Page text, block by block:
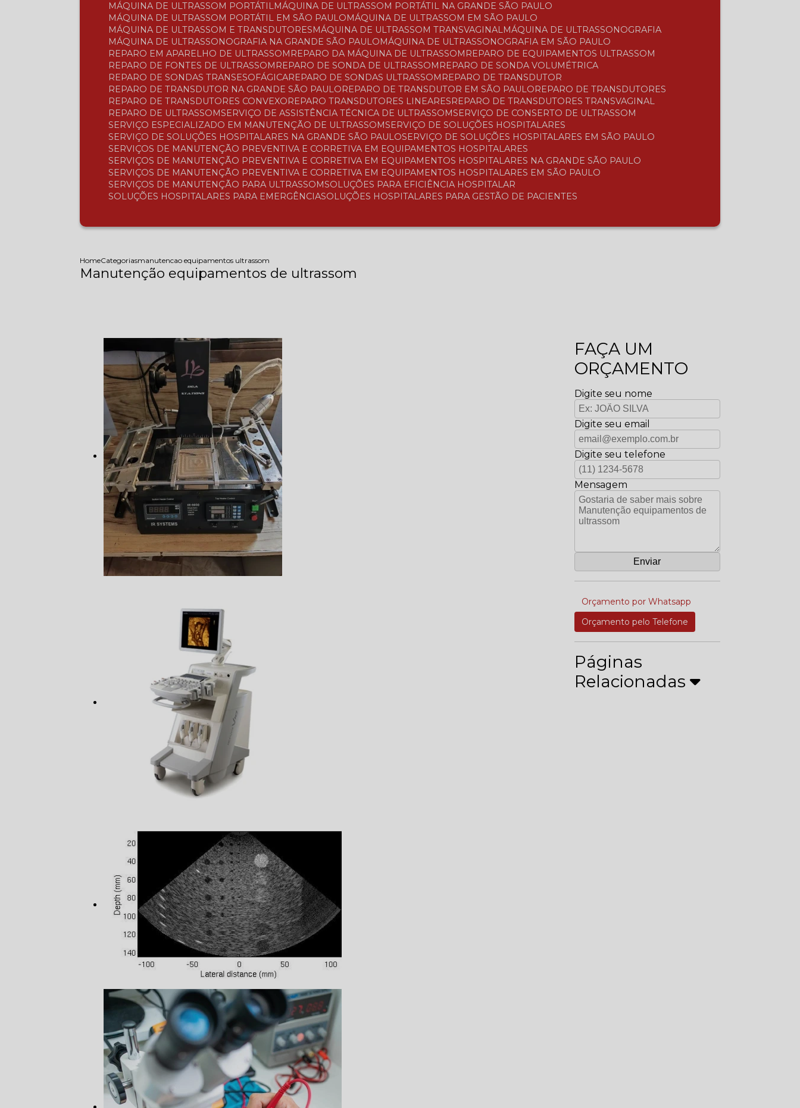
MÁQUINA DE ULTRASSOM PORTÁTIL
MÁQUINA DE ULTRASSOM PORTÁTIL NA GRANDE SÃO PAULO
MÁQUINA DE ULTRASSOM PORTÁTIL EM SÃO PAULO
MÁQUINA DE ULTRASSOM EM SÃO PAULO
MÁQUINA DE ULTRASSOM E TRANSDUTORES
MÁQUINA DE ULTRASSOM TRANSVAGINAL
MÁQUINA DE ULTRASSONOGRAFIA
MÁQUINA DE ULTRASSONOGRAFIA NA GRANDE SÃO PAULO
MÁQUINA DE ULTRASSONOGRAFIA EM SÃO PAULO
REPARO EM APARELHO DE ULTRASSOM
REPARO DA MÁQUINA DE ULTRASSOM
REPARO DE EQUIPAMENTOS ULTRASSOM
REPARO DE FONTES DE ULTRASSOM
REPARO DE SONDA DE ULTRASSOM
REPARO DE SONDA VOLUMÉTRICA
REPARO DE SONDAS TRANSESOFÁGICA
REPARO DE SONDAS ULTRASSOM
REPARO DE TRANSDUTOR
REPARO DE TRANSDUTOR NA GRANDE SÃO PAULO
REPARO DE TRANSDUTOR EM SÃO PAULO
REPARO DE TRANSDUTORES
REPARO DE TRANSDUTORES CONVEXO
REPARO TRANSDUTORES LINEARES
REPARO DE TRANSDUTORES TRANSVAGINAL
REPARO DE ULTRASSOM SERVIÇO DE ASSISTÊNCIA TÉCNICA DE ULTRASSOM SERVIÇO DE CONSERTO DE ULTRASSOM
SERVIÇO ESPECIALIZADO EM MANUTENÇÃO DE ULTRASSOM SERVIÇO DE SOLUÇÕES HOSPITALARES
SERVIÇO DE SOLUÇÕES HOSPITALARES NA GRANDE SÃO PAULO SERVIÇO DE SOLUÇÕES HOSPITALARES EM SÃO PAULO
SERVIÇOS DE MANUTENÇÃO PREVENTIVA E CORRETIVA EM EQUIPAMENTOS HOSPITALARES
SERVIÇOS DE MANUTENÇÃO PREVENTIVA E CORRETIVA EM EQUIPAMENTOS HOSPITALARES NA GRANDE SÃO PAULO
SERVIÇOS DE MANUTENÇÃO PREVENTIVA E CORRETIVA EM EQUIPAMENTOS HOSPITALARES EM SÃO PAULO
SERVIÇOS DE MANUTENÇÃO PARA ULTRASSOM SOLUÇÕES PARA EFICIÊNCIA HOSPITALAR
SOLUÇÕES HOSPITALARES PARA EMERGÊNCIA SOLUÇÕES HOSPITALARES PARA GESTÃO DE PACIENTES
HomeCategoriasmanutencao equipamentos ultrassom
Manutenção equipamentos de ultrassom
FAÇA UM
ORÇAMENTO
Digite seu nome
Digite seu email
Digite seu telefone
Mensagem
Orçamento por Whatsapp
Orçamento pelo Telefone
Páginas
Relacionadas